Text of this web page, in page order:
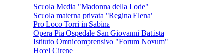
Scuola Media "Madonna della Lode"
Scuola materna privata "Regina Elena"
Pro Loco Torri in Sabina
Opera Pia Ospedale San Giovanni Battista
Istituto Omnicomprensivo "Forum Novum"
Hotel Cirene